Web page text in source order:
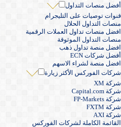
أفضل منصات التداول
قنوات توصيات على التليجرام
منصات التداول الحلال
افضل منصات تداول العملات الرقمية
منصات التداول الموثوقة
افضل منصة تداول ذهب
أفضل شركات ECN
افضل منصة لشراء الاسهم
شركات الفوركس الأكثر زيارة
شركة XM
شركة Capital.com
شركة FP-Markets
شركة FXTM
شركة AXI
القائمة الكاملة لشركات الفوركس